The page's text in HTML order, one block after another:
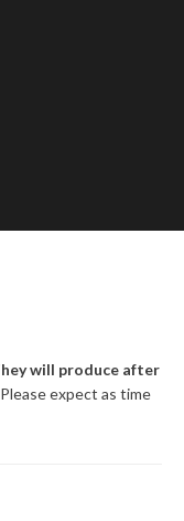
will produce after
Please expect as time